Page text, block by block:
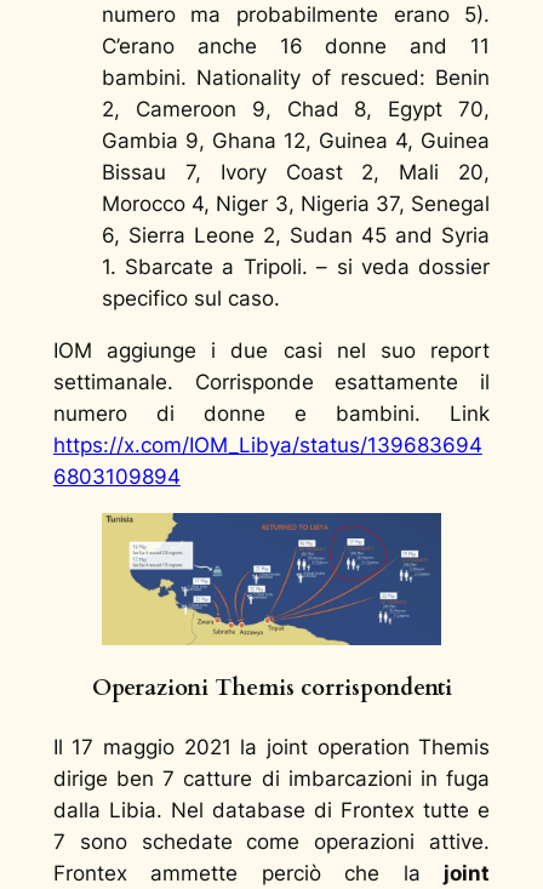
numero ma probabilmente erano 5).
C’erano anche 16 donne and 11
bambini. Nationality of rescued: Benin
2, Cameroon 9, Chad 8, Egypt 70,
Gambia 9, Ghana 12, Guinea 4, Guinea
Bissau 7, Ivory Coast 2, Mali 20,
Morocco 4, Niger 3, Nigeria 37, Senegal
6, Sierra Leone 2, Sudan 45 and Syria
1. Sbarcate a Tripoli. – si veda dossier
specifico sul caso.
IOM aggiunge i due casi nel suo report
settimanale. Corrisponde esattamente il
numero di donne e bambini. Link
https://x.com/IOM_Libya/status/139683694
6803109894
Operazioni Themis corrispondenti
Il 17 maggio 2021 la joint operation Themis
dirige ben 7 catture di imbarcazioni in fuga
dalla Libia. Nel database di Frontex tutte e
7 sono schedate come operazioni attive.
Frontex ammette perciò che la joint